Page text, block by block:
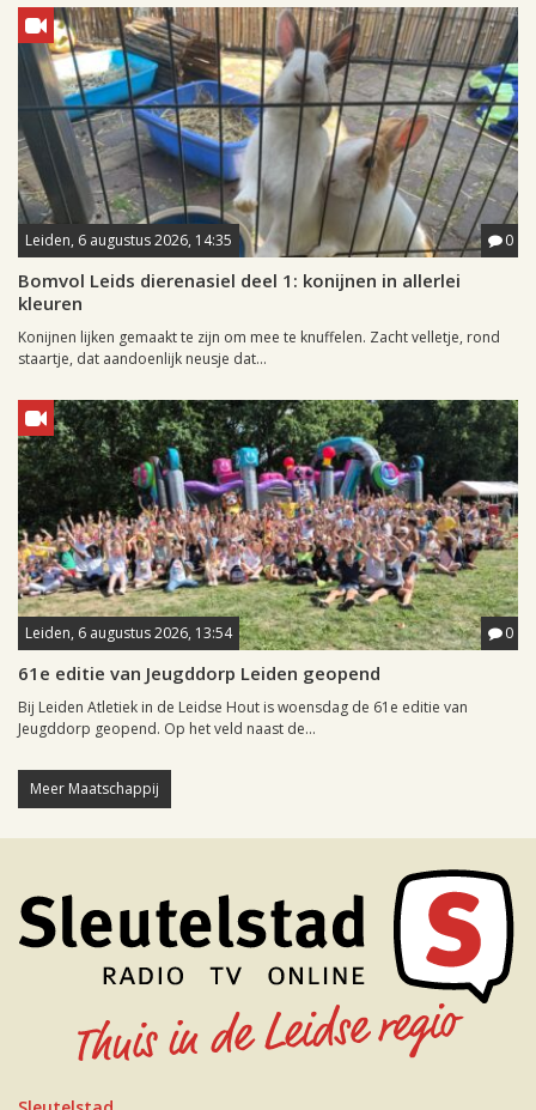
Leiden, 6 augustus 2026, 14:35 0
Bomvol Leids dierenasiel deel 1: konijnen in allerlei
kleuren
Konijnen lijken gemaakt te zijn om mee te knuffelen. Zacht velletje, rond
staartje, dat aandoenlijk neusje dat...
Leiden, 6 augustus 2026, 13:54 0
61e editie van Jeugddorp Leiden geopend
Bij Leiden Atletiek in de Leidse Hout is woensdag de 61e editie van
Jeugddorp geopend. Op het veld naast de...
Meer Maatschappij